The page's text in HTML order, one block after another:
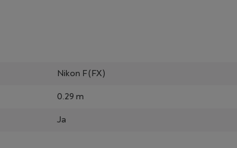
Nikon F (FX)
0.29 m
Ja